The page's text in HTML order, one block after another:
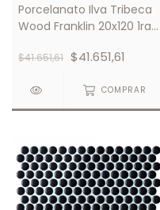
Porcelanato Ilva Tribeca
Wood Franklin 20x120 1ra
$41.651,61 $41.651,61
COMPRAR